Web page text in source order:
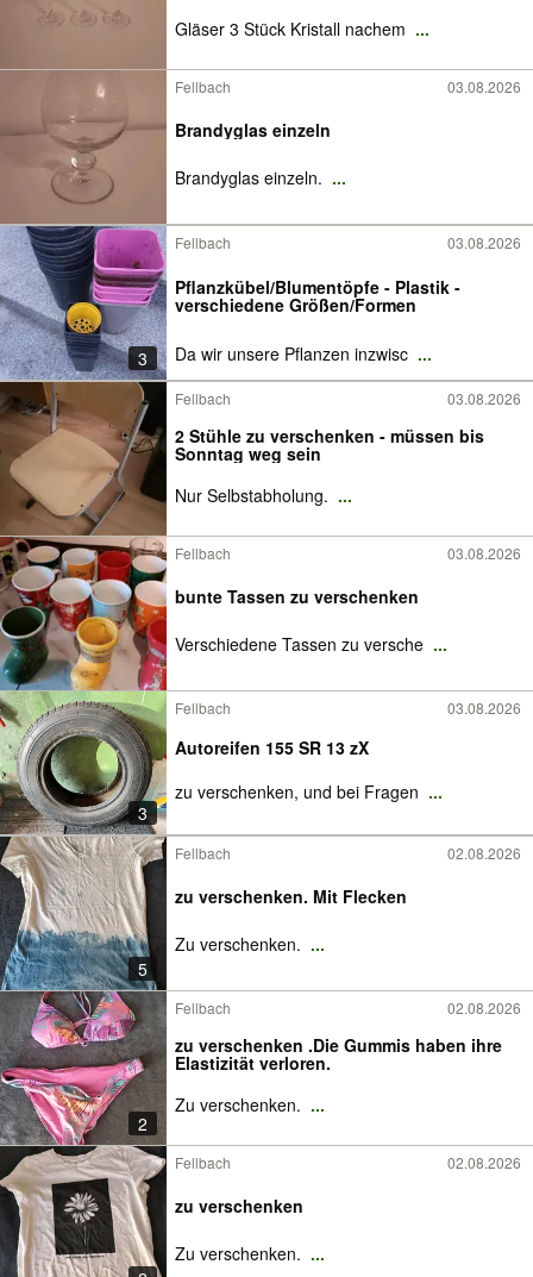
Gläser 3 Stück Kristall nachem ...
Fellbach 03.08.2026
Brandyglas einzeln
Brandyglas einzeln. ...
3
Fellbach 03.08.2026
Pflanzkübel/Blumentöpfe - Plastik -
verschiedene Größen/Formen
Da wir unsere Pflanzen inzwisc ...
Fellbach 03.08.2026
2 Stühle zu verschenken - müssen bis
Sonntag weg sein
Nur Selbstabholung. ...
Fellbach 03.08.2026
bunte Tassen zu verschenken
Verschiedene Tassen zu versche ...
3
Fellbach 03.08.2026
Autoreifen 155 SR 13 zX
zu verschenken, und bei Fragen ...
5
Fellbach 02.08.2026
zu verschenken. Mit Flecken
Zu verschenken. ...
2
Fellbach 02.08.2026
zu verschenken .Die Gummis haben ihre
Elastizität verloren.
Zu verschenken. ...
Fellbach 02.08.2026
zu verschenken
Zu verschenken. ...